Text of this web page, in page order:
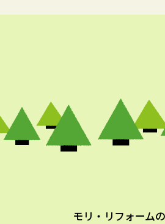
モリ・リフォーム